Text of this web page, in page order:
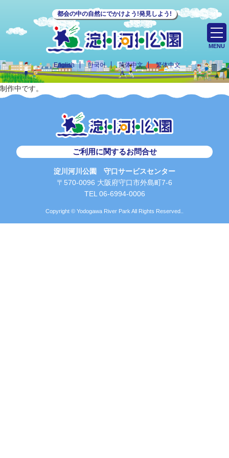
都会の中の自然にでかけよう!発見しよう!
English 한국어 简体中文 繁体中文
MENU
制作中です。
ご利用に関するお問合せ
淀川河川公園 守口サービスセンター
〒570-0096 大阪府守口市外島町7-6
TEL 06-6994-0006
Copyright © Yodogawa River Park All Rights Reserved..